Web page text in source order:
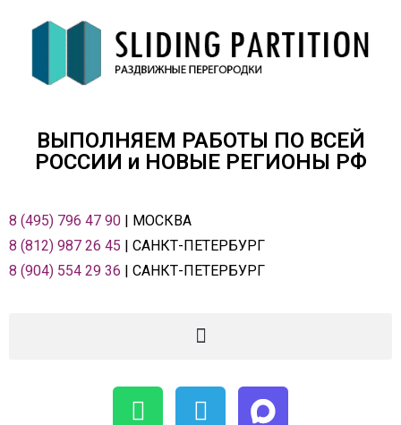
ВЫПОЛНЯЕМ РАБОТЫ ПО ВСЕЙ
РОСCИИ и НОВЫЕ РЕГИОНЫ РФ
8 (495) 796 47 90 | МОСКВА
8 (812) 987 26 45 | САНКТ-ПЕТЕРБУРГ
8 (904) 554 29 36 | САНКТ-ПЕТЕРБУРГ